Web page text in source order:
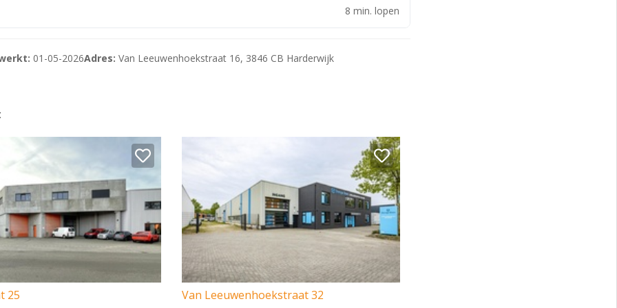
"Lorentz I en II 2013" en heeft de bestemming "Bedrijventerrein".
dat de huurder het gehuurde voor tenminste het bij de wet
blijvend zal gebruiken voor prestaties die recht geven op aftrek van
)huur. Indien een niet BTW belaste verhuur wordt overeengekomen
8 min. lopen
01-05-2026Adres: Van Leeuwenhoekstraat 16, 3846 CB Harderwijk
25
Van Leeuwenhoekstraat 32